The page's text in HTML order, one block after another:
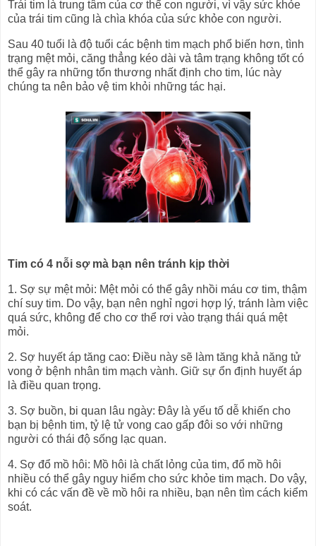
Trái tim là trung tâm của cơ thể con người, vì vậy sức khỏe
của trái tim cũng là chìa khóa của sức khỏe con người.
Sau 40 tuổi là độ tuổi các bệnh tim mạch phổ biến hơn, tình
trạng mệt mỏi, căng thẳng kéo dài và tâm trạng không tốt có
thể gây ra những tổn thương nhất định cho tim, lúc này
chúng ta nên bảo vệ tim khỏi những tác hại.
Tim có 4 nỗi sợ mà bạn nên tránh kịp thời
1. Sợ sự mệt mỏi: Mệt mỏi có thể gây nhồi máu cơ tim, thậm
chí suy tim. Do vậy, bạn nên nghỉ ngơi hợp lý, tránh làm việc
quá sức, không để cho cơ thể rơi vào trạng thái quá mệt
mỏi.
2. Sợ huyết áp tăng cao: Điều này sẽ làm tăng khả năng tử
vong ở bệnh nhân tim mạch vành. Giữ sự ổn định huyết áp
là điều quan trọng.
3. Sợ buồn, bi quan lâu ngày: Đây là yếu tố dễ khiến cho
bạn bị bệnh tim, tỷ lệ tử vong cao gấp đôi so với những
người có thái độ sống lạc quan.
4. Sợ đổ mồ hôi: Mồ hôi là chất lỏng của tim, đổ mồ hôi
nhiều có thể gây nguy hiểm cho sức khỏe tim mạch. Do vậy,
khi có các vấn đề về mồ hôi ra nhiều, bạn nên tìm cách kiểm
soát.